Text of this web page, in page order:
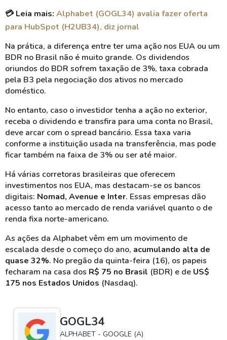
💳 Leia mais: Alphabet (GOGL34) avalia fazer oferta
para HubSpot (H2UB34), diz jornal
Na prática, a diferença entre ter uma ação nos EUA ou um
BDR no Brasil não é muito grande. Os dividendos
oriundos do BDR sofrem taxação de 3%, taxa cobrada
pela B3 pela negociação dos ativos no mercado
doméstico.
No entanto, caso o investidor tenha a ação no exterior,
receba o dividendo e transfira para uma conta no Brasil,
deve arcar com o spread bancário. Essa taxa varia
conforme a instituição usada na transferência, mas pode
ficar também na faixa de 3% ou ser até maior.
Há várias corretoras brasileiras que oferecem
investimentos nos EUA, mas destacam-se os bancos
digitais: Nomad, Avenue e Inter. Essas empresas dão
acesso tanto ao mercado de renda variável quanto o de
renda fixa norte-americano.
As ações da Alphabet vêm em um movimento de
escalada desde o começo do ano, acumulando alta de
quase 32%. No pregão da quinta-feira (16), os papeis
fecharam na casa dos R$ 75 no Brasil (BDR) e de US$
175 nos Estados Unidos (Nasdaq).
GOGL34
ALPHABET - GOOGLE (A)